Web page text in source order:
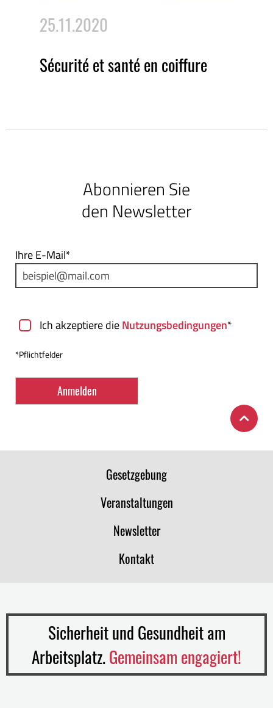
25.11.2020
Sécurité et santé en coiffure
Abonnieren Sie
den Newsletter
Ihre E-Mail*
Ich akzeptiere dieNutzungsbedingungen*
*Pflichtfelder
Gesetzgebung
Veranstaltungen
Newsletter
Kontakt
Sicherheit und Gesundheit am
Arbeitsplatz.Gemeinsam engagiert!